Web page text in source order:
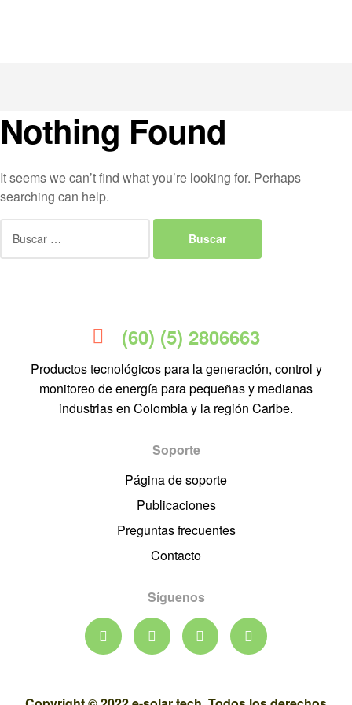
Nothing Found
It seems we can’t find what you’re looking for. Perhaps
searching can help.
(60) (5) 2806663
Productos tecnológicos para la generación, control y
monitoreo de energía para pequeñas y medianas
industrias en Colombia y la región Caribe.
Soporte
Página de soporte
Publicaciones
Preguntas frecuentes
Contacto
Síguenos